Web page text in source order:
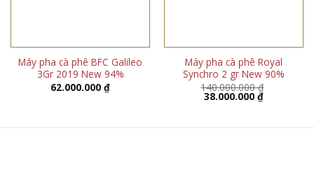
Máy pha cà phê BFC Galileo
3Gr 2019 New 94%
62.000.000 ₫
Máy pha cà phê Royal
Synchro 2 gr New 90%
140.000.000₫
Giá
gốc
38.000.000 ₫Giá
38.000.000